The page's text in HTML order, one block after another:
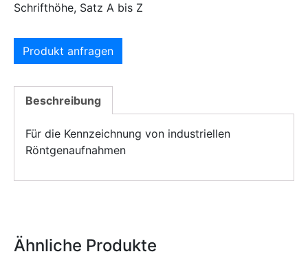
Schrifthöhe, Satz A bis Z
Produkt anfragen
Beschreibung
Für die Kennzeichnung von industriellen
Röntgenaufnahmen
Ähnliche Produkte